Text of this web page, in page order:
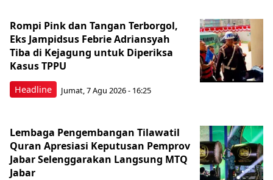
Headline
Rompi Pink dan Tangan Terborgol,
Eks Jampidsus Febrie Adriansyah
Tiba di Kejagung untuk Diperiksa
Kasus TPPU
Jumat, 7 Agu 2026 - 16:25
Lembaga Pengembangan Tilawatil
Quran Apresiasi Keputusan Pemprov
Jabar Selenggarakan Langsung MTQ
Jabar